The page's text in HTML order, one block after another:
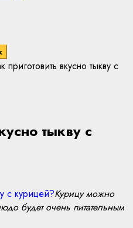
приготовить вкусно тыкву с
тыкву с
Курицу можно
будет очень питательным